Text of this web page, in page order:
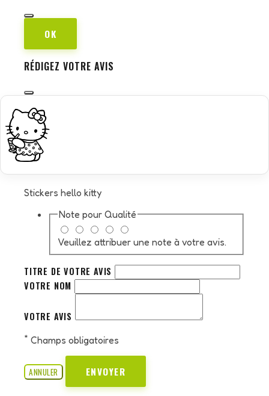
OK
RÉDIGEZ VOTRE AVIS
Stickers hello kitty
Note pour Qualité
Veuillez attribuer une note à votre avis.
TITRE DE VOTRE AVIS
VOTRE NOM
VOTRE AVIS
* Champs obligatoires
ANNULER ENVOYER